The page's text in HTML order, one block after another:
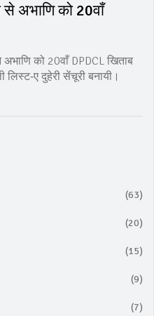
से अभाणि को 20वाँ
को 20वाँ DPDCL खिताब
लिस्ट‑ए दुहेरी सेंचूरी बनायी।
(63)
(20)
(15)
(9)
(7)